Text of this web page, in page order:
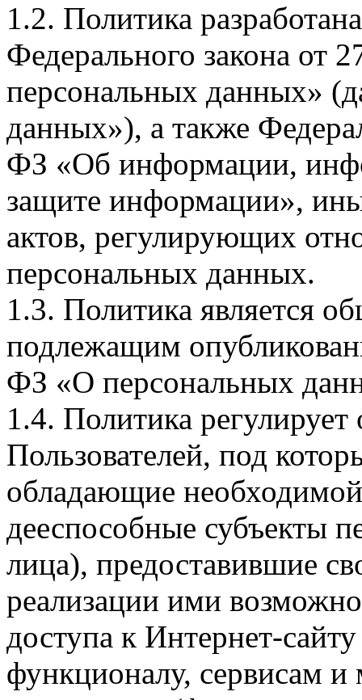
1.2. Политика
Федерального закона
персональных данных»
данных»), а также
ФЗ «Об информации,
защите информации»,
актов, регулирующих
персональных данных.
1.3. Политика является
подлежащим
ФЗ «О персональных
1.4. Политика
Пользователей, под
обладающие
дееспособные субъекты
лица), предоставившие
реализации ими
доступа к Интернет-
функционалу, сервисам и